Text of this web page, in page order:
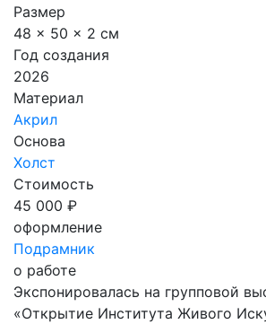
Размер
48 x 50 x 2 см
Год создания
2026
Материал
Акрил
Основа
Холст
Стоимость
45 000 ₽
оформление
Подрамник
о работе
Экспонировалась на групповой
«Открытие Института Живого